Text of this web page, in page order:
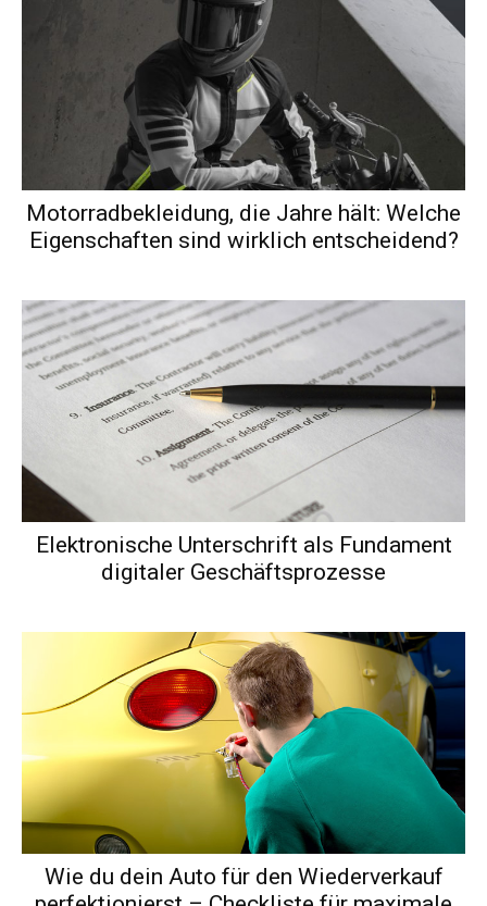
Motorradbekleidung, die Jahre hält: Welche
Eigenschaften sind wirklich entscheidend?
Elektronische Unterschrift als Fundament
digitaler Geschäftsprozesse
Wie du dein Auto für den Wiederverkauf